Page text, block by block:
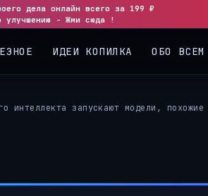
дела онлайн всего за 199 ₽
улучшению - Жми сюда !
▶
интеллекта запускают модели,